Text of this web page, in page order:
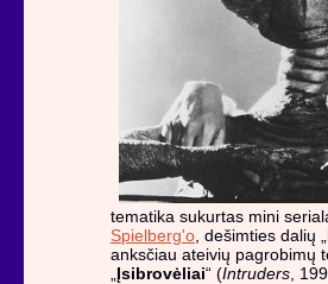
tematika sukurtas mini
Spielberg'o , dešimties dalių „
anksčiau ateivių pagrobimų
Įsibrovėliai“ (Intruders ,